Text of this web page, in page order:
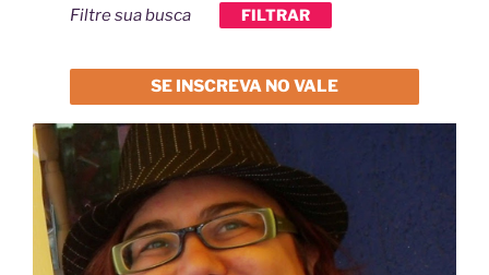
Filtre sua busca
FILTRAR
SE INSCREVA NO VALE